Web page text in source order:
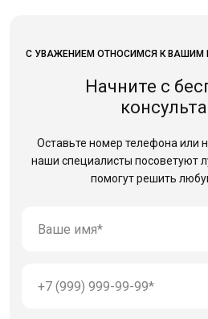
С УВАЖЕНИЕМ ОТНОСИМСЯ К
Начните с
Оставьте номер телефона или
наши специалисты посоветуют
помогут решить